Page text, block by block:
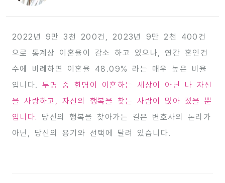
2022년 9만 3천 200건, 2023년 9만 2천 400건
으로 통계상 이혼율이 감소 하고 있으나, 연간 혼인건
수에 비례하면 이혼율 48.09% 라는 매우 높은 비율
입니다.두명 중 한명이 이혼하는 세상이 아닌 나 자신
을 사랑하고, 자신의 행복을 찾는 사람이 많아 졌을 뿐
입니다.
당신의 행복을 찾아가는 길은 변호사의 논리가
아닌, 당신의 용기와 선택에 달려 있습니다.